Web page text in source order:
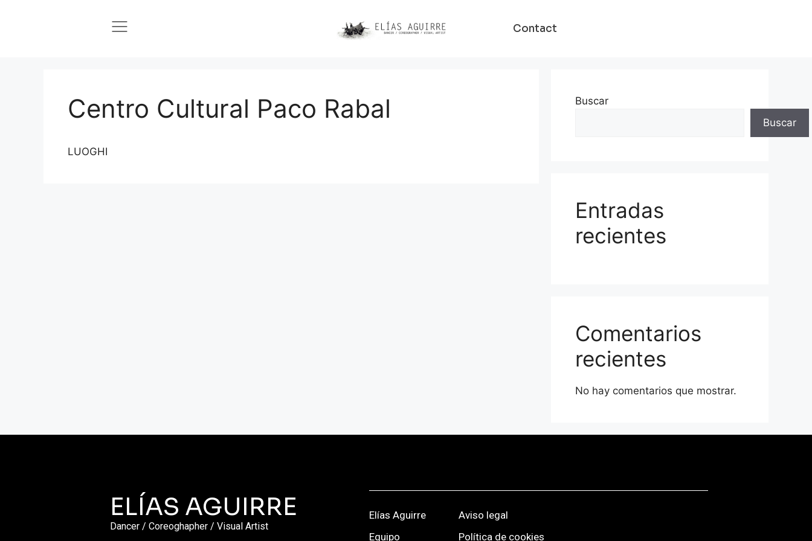
Contact
Centro Cultural Paco Rabal
LUOGHI
Buscar
Buscar
Entradas
recientes
Comentarios
recientes
No hay comentarios que mostrar.
ELÍAS AGUIRRE
Dancer / Coreoghapher / Visual Artist
Elías Aguirre
Equipo
Aviso legal
Política de cookies